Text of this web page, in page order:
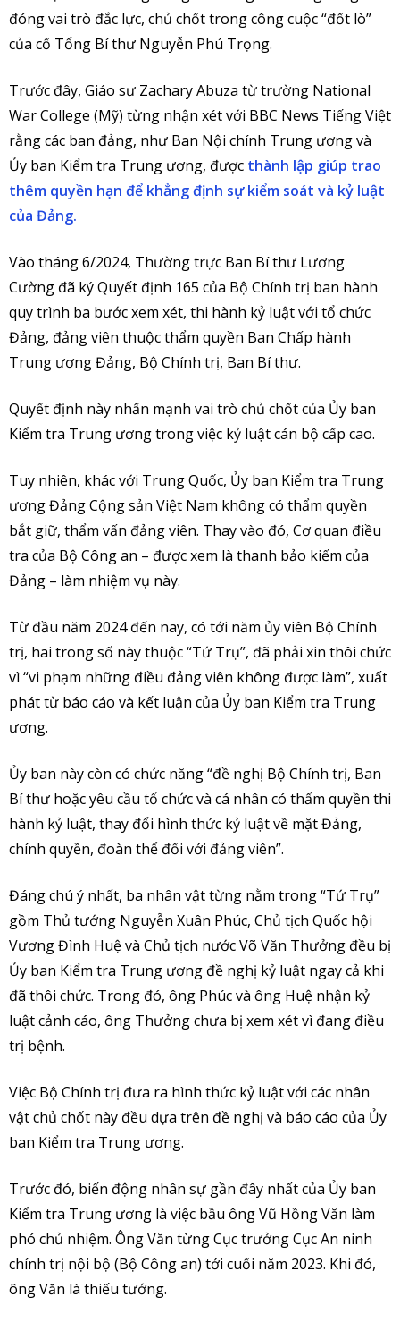
đóng vai trò đắc lực, chủ chốt trong công cuộc “đốt lò”
của cố Tổng Bí thư Nguyễn Phú Trọng.
Trước đây, Giáo sư Zachary Abuza từ trường National
War College (Mỹ) từng nhận xét với BBC News Tiếng Việt
rằng các ban đảng, như Ban Nội chính Trung ương và
Ủy ban Kiểm tra Trung ương, được thành lập giúp trao
thêm quyền hạn để khẳng định sự kiểm soát và kỷ luật
của Đảng.
Vào tháng 6/2024, Thường trực Ban Bí thư Lương
Cường đã ký Quyết định 165 của Bộ Chính trị ban hành
quy trình ba bước xem xét, thi hành kỷ luật với tổ chức
Đảng, đảng viên thuộc thẩm quyền Ban Chấp hành
Trung ương Đảng, Bộ Chính trị, Ban Bí thư.
Quyết định này nhấn mạnh vai trò chủ chốt của Ủy ban
Kiểm tra Trung ương trong việc kỷ luật cán bộ cấp cao.
Tuy nhiên, khác với Trung Quốc, Ủy ban Kiểm tra Trung
ương Đảng Cộng sản Việt Nam không có thẩm quyền
bắt giữ, thẩm vấn đảng viên. Thay vào đó, Cơ quan điều
tra của Bộ Công an – được xem là thanh bảo kiếm của
Đảng – làm nhiệm vụ này.
Từ đầu năm 2024 đến nay, có tới năm ủy viên Bộ Chính
trị, hai trong số này thuộc “Tứ Trụ”, đã phải xin thôi chức
vì “vi phạm những điều đảng viên không được làm”, xuất
phát từ báo cáo và kết luận của Ủy ban Kiểm tra Trung
ương.
Ủy ban này còn có chức năng “đề nghị Bộ Chính trị, Ban
Bí thư hoặc yêu cầu tổ chức và cá nhân có thẩm quyền thi
hành kỷ luật, thay đổi hình thức kỷ luật về mặt Đảng,
chính quyền, đoàn thể đối với đảng viên”.
Đáng chú ý nhất, ba nhân vật từng nằm trong “Tứ Trụ”
gồm Thủ tướng Nguyễn Xuân Phúc, Chủ tịch Quốc hội
Vương Đình Huệ và Chủ tịch nước Võ Văn Thưởng đều bị
Ủy ban Kiểm tra Trung ương đề nghị kỷ luật ngay cả khi
đã thôi chức. Trong đó, ông Phúc và ông Huệ nhận kỷ
luật cảnh cáo, ông Thưởng chưa bị xem xét vì đang điều
trị bệnh.
Việc Bộ Chính trị đưa ra hình thức kỷ luật với các nhân
vật chủ chốt này đều dựa trên đề nghị và báo cáo của Ủy
ban Kiểm tra Trung ương.
Trước đó, biến động nhân sự gần đây nhất của Ủy ban
Kiểm tra Trung ương là việc bầu ông Vũ Hồng Văn làm
phó chủ nhiệm. Ông Văn từng Cục trưởng Cục An ninh
chính trị nội bộ (Bộ Công an) tới cuối năm 2023. Khi đó,
ông Văn là thiếu tướng.